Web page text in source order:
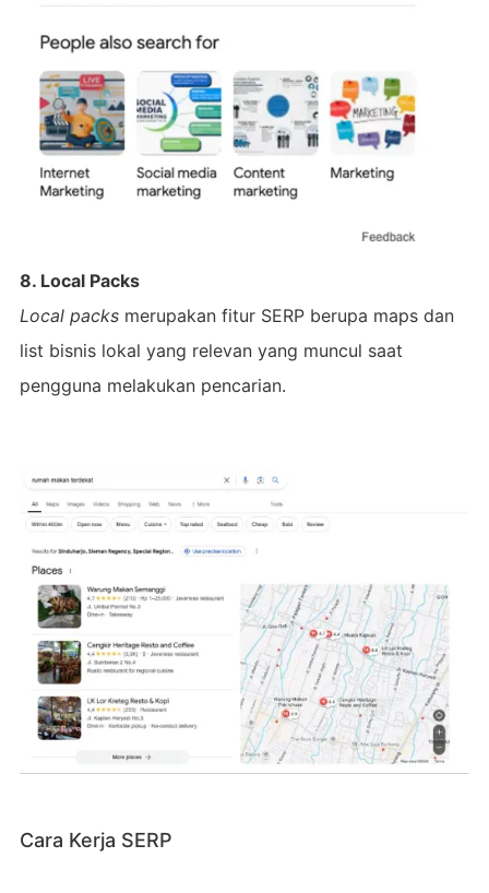
8. Local Packs
Local packsmerupakan fitur SERP berupa maps dan
list bisnis lokal yang relevan yang muncul saat
pengguna melakukan pencarian.
Cara Kerja SERP